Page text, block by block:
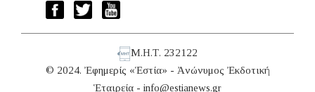
Μ.Η.Τ. 232122
© 2024. Ἐφημερίς «Ἑστία» - Ἀνώνυμος Ἐκδοτική
Ἑταιρεία - info@estianews.gr